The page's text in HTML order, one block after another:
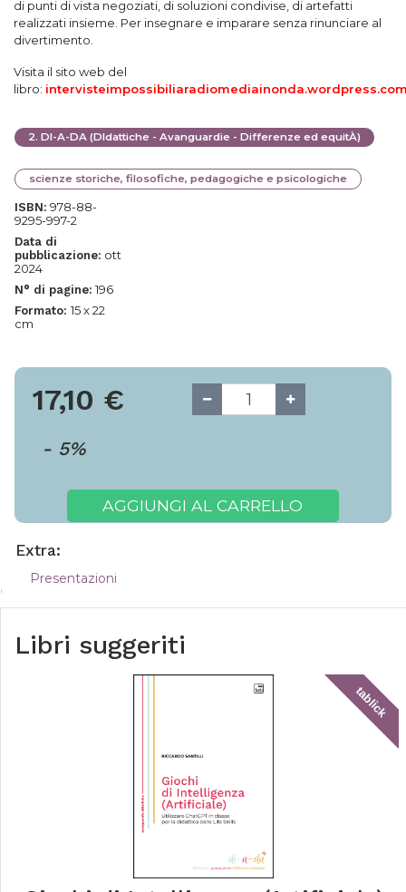
di punti di vista negoziati, di soluzioni condivise, di artefatti
realizzati insieme. Per insegnare e imparare senza rinunciare al
divertimento.
Visita il sito web del
libro:
2. DI-A-DA (DIdattiche - Avanguardie - Differenze ed equitÀ)
scienze storiche, filosofiche, pedagogiche e psicologiche
ISBN: 978-88-
9295-997-2
Data di
pubblicazione: ott
2024
N° di pagine: 196
Formato: 15 x 22
cm
17,10 €
- 5%
AGGIUNGI AL CARRELLO
Extra:
Presentazioni
Libri suggeriti
tablick